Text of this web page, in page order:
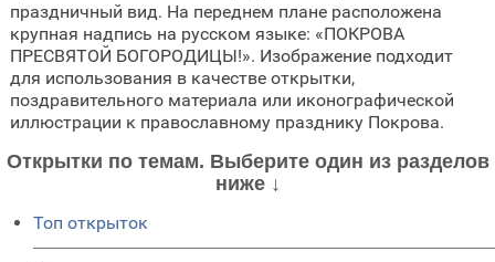
праздничный вид. На переднем плане расположена
крупная надпись на русском языке: «ПОКРОВА
ПРЕСВЯТОЙ БОГОРОДИЦЫ!». Изображение подходит
для использования в качестве открытки,
поздравительного материала или иконографической
иллюстрации к православному празднику Покрова.
Открытки по темам. Выберите один из разделов
ниже ↓
Топ открыток